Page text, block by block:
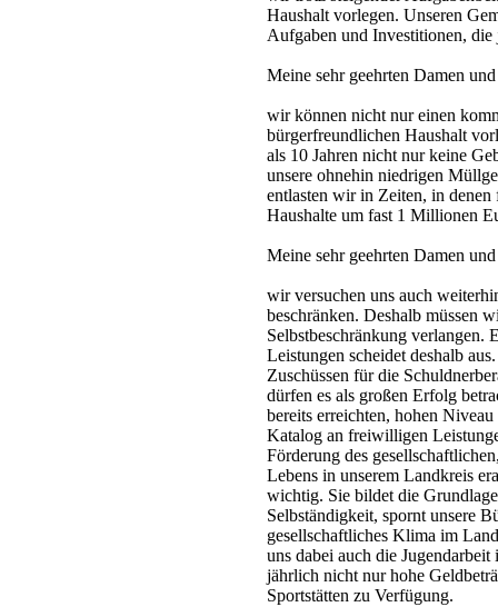
Haushalt vorlegen. Unseren
Aufgaben und Investitionen,
Meine sehr geehrten Damen
wir können nicht nur einen
bürgerfreundlichen Haushalt
als 10 Jahren nicht nur keine
unsere ohnehin niedrigen
entlasten wir in Zeiten, in
Haushalte um fast 1 Millionen
Meine sehr geehrten Damen
wir versuchen uns auch
beschränken. Deshalb müssen
Selbstbeschränkung
Leistungen scheidet deshalb
Zuschüssen für die
dürfen es als großen Erfolg
bereits erreichten, hohen
Katalog an freiwilligen
Förderung des
Lebens in unserem Landkreis
wichtig. Sie bildet die
Selbständigkeit, spornt unsere
gesellschaftliches Klima im
uns dabei auch die
jährlich nicht nur hohe
Sportstätten zu Verfügung.